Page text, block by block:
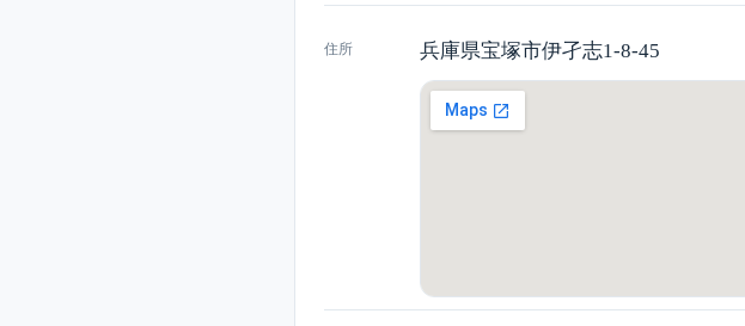
住所 兵庫県宝塚市伊孑志1-8-45